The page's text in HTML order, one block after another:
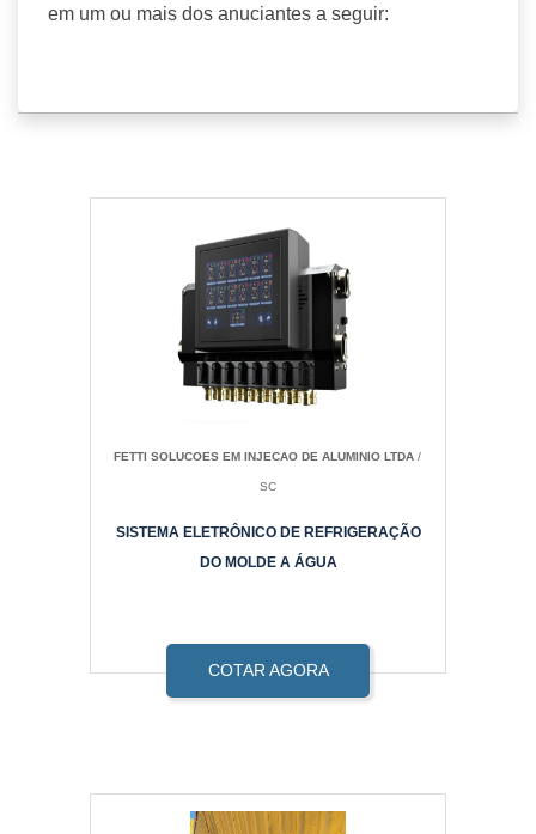
em um ou mais dos anuciantes a seguir:
FETTI SOLUCOES EM INJECAO DE ALUMINIO LTDA /
SC
SISTEMA ELETRÔNICO DE REFRIGERAÇÃO
DO MOLDE A ÁGUA
COTAR AGORA